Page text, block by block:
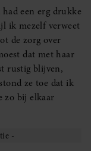
een erg drukke
ik mezelf verweet
de zorg over
dat met haar
rustig blijven,
ze toe dat ik
zo bij elkaar